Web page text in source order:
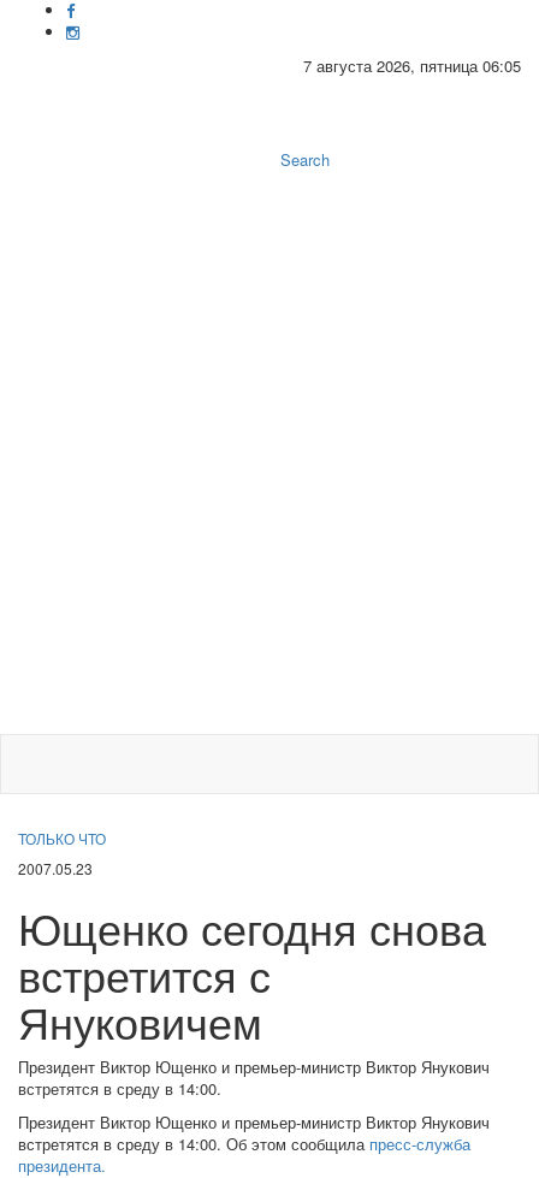
7 августа 2026, пятница 06:05
Search
ТОЛЬКО ЧТО
2007.05.23
Ющенко сегодня снова
встретится с
Януковичем
Президент Виктор Ющенко и премьер-министр Виктор Янукович
встретятся в среду в 14:00.
Президент Виктор Ющенко и премьер-министр Виктор Янукович
встретятся в среду в 14:00. Об этом сообщила пресс-служба
президента.